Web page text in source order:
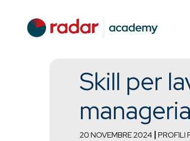
Skill per
20 NOVEMBRE 2024 PROFILI